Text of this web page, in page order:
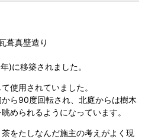
葺真壁造り
)に移築されました。
使用されていました。
ら90度回転され、北庭からは樹木
められるようになっています。
をたしなんだ施主の考えがよく現